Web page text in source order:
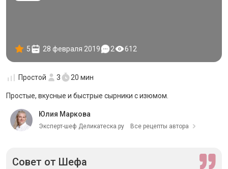
5 28 февраля 2019 2 612
Простой 3 20 мин
Простые, вкусные и быстрые сырники с изюмом.
Юлия Маркова
Эксперт-шеф Деликатеска.ру Все рецепты автора
Совет от Шефа